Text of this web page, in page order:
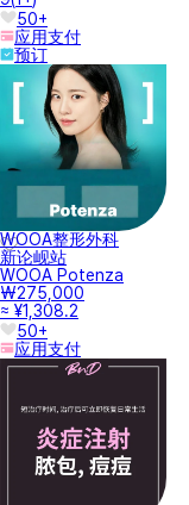
50+
应用支付
预订
WOOA整形外科
新论岘站
WOOA Potenza
₩275,000
≈ ¥1,308.2
50+
应用支付